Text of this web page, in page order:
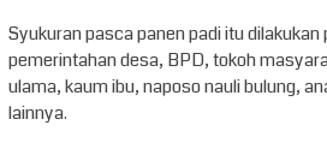
Syukuran pasca panen padi itu
pemerintahan desa, BPD, tokoh
ulama, kaum ibu, naposo nauli bulung,
lainnya.